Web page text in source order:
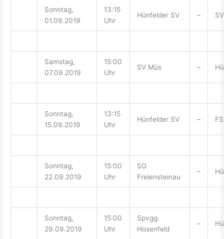
Sonntag,
01.09.2019
13:15
Uhr
Hünfelder SV –
Samstag,
07.09.2019
15:00
Uhr
SV Müs –
Sonntag,
15.09.2019
13:15
Uhr
Hünfelder SV –
Sonntag,
22.09.2019
15:00
Uhr
SG
Freiensteinau
–
Sonntag,
29.09.2019
15:00
Uhr
Spvgg.
Hosenfeld
–